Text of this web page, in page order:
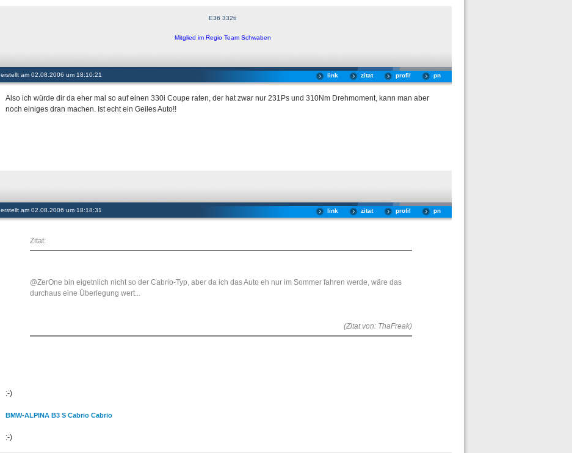
E36 332ti
Mitglied im Regio Team Schwaben
erstellt am 02.08.2006 um 18:10:21 pn
profil
zitat
link
Also ich würde dir da eher mal so auf einen 330i Coupe raten, der hat zwar nur 231Ps und 310Nm Drehmoment, kann man aber
noch einiges dran machen. Ist echt ein Geiles Auto!!
erstellt am 02.08.2006 um 18:18:31 pn
profil
zitat
link
Zitat:
@ZerOne bin eigetnlich nicht so der Cabrio-Typ, aber da ich das Auto eh nur im Sommer fahren werde, wäre das
durchaus eine Überlegung wert...
(Zitat von: ThaFreak)
:-)
BMW-ALPINA B3 S Cabrio Cabrio
:-)